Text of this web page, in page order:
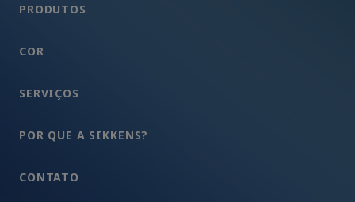
PRODUTOS
COR
SERVIÇOS
POR QUE A SIKKENS?
CONTATO